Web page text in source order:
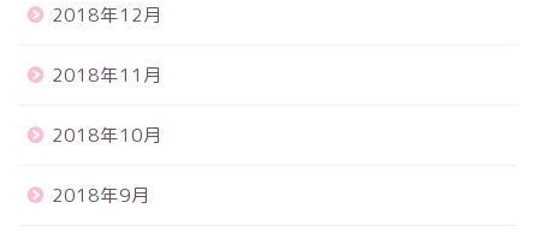
2018年12月
2018年11月
2018年10月
2018年9月